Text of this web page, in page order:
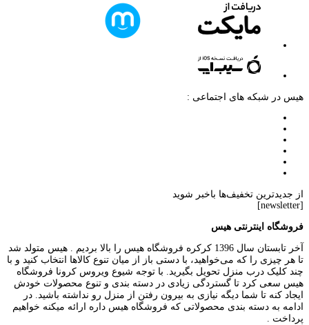
هیس در شبکه های اجتماعی :
از جدیدترین تخفیف‌ها باخبر شوید
[newsletter]
فروشگاه اینترنتی هیس
آخر تابستان سال 1396 کرکره فروشگاه هیس را بالا بردیم . هیس متولد شد
تا هر چیزی را که می‌خواهید، با دستی باز از میان تنوع کالاها انتخاب کنید و با
چند کلیک درب منزل تحویل بگیرید. با توجه شیوع ویروس کرونا فروشگاه
هیس سعی کرد تا گستردگی زیادی در دسته بندی و تنوع محصولات خودش
ایجاد کنه تا شما دیگه نیازی به بیرون رفتن از منزل رو نداشته باشید. در
ادامه به دسته بندی محصولاتی که فروشگاه هیس داره ارائه میکنه خواهیم
پرداخت .